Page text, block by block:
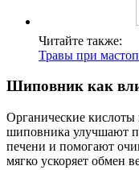
Читайте также:
Травы при
Шиповник как
Органические кислоты
шиповника улучшают
печени и помогают
мягко ускоряет обмен